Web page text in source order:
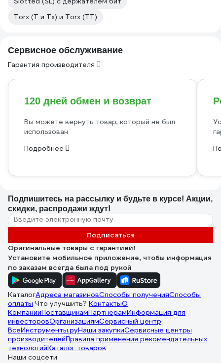
Torx (T и Tx) и Torx (TT)
Сервисное обслуживание
Гарантия производителя
120 дней обмен и возврат
Вы можете вернуть товар, который не был
использован
Подробнее
Подпишитесь на рассылку и будьте в курсе! Акции,
скидки, распродажи ждут!
Подписаться
Оригинальные товары с гарантией!
Установите мобильное приложение, чтобы информация
по заказам всегда была под рукой
КаталогАдреса магазиновСпособы полученияСпособы
оплаты Что улучшить? КонтактыО
КомпанииПоставщикамПартнерамИнформация для
инвесторовОрганизациямСервисный центр
ВсеИнструменты.руНаши закупкиСервисные центры
производителейПравила применения рекомендательных
технологийКаталог товаров
Наши соцсети